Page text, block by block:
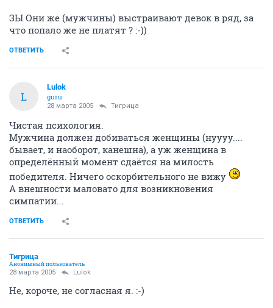
ЗЫ Они же (мужчины) выстраивают девок в ряд, за
что попало же не платят ? :-))
ОТВЕТИТЬ
L
Lulok
guru
28 марта 2005 Тигрица
Чистая психология.
Мужчина должен добиваться женщины (нуууу....
бывает, и наоборот, канешна), а уж женщина в
определённый момент сдаётся на милость
победителя. Ничего оскорбительного не вижу
А внешности маловато для возникновения
симпатии...
ОТВЕТИТЬ
Тигрица
Анонимный пользователь
28 марта 2005 Lulok
Не, короче, не согласная я. :-)